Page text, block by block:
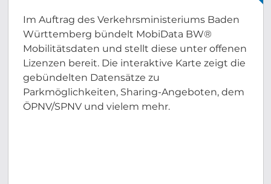
Im Auftrag des Verkehrsministeriums Baden
Württemberg bündelt MobiData BW®
Mobilitätsdaten und stellt diese unter offenen
Lizenzen bereit. Die interaktive Karte zeigt die
gebündelten Datensätze zu
Parkmöglichkeiten, Sharing-Angeboten, dem
ÖPNV/SPNV und vielem mehr.